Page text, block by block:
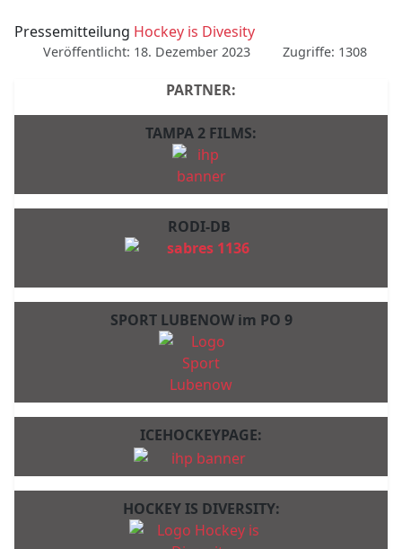
Pressemitteilung Hockey is Divesity
Veröffentlicht: 18. Dezember 2023 Zugriffe: 1308
PARTNER:
TAMPA 2 FILMS:
RODI-DB
SPORT LUBENOW im PO 9
ICEHOCKEYPAGE:
HOCKEY IS DIVERSITY: